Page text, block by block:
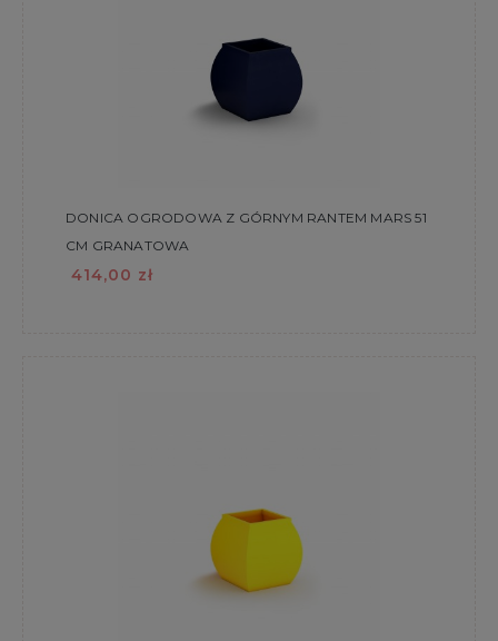
DONICA OGRODOWA Z GÓRNYM RANTEM MARS 51
CM GRANATOWA
414,00 zł